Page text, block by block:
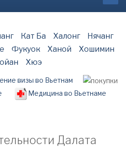
Кат Ба Халонг
Нячанг
Фукуок Ханой
Хошимин
Хюэ
визы во Вьетнам
Медицина во Вьетнаме
Далата